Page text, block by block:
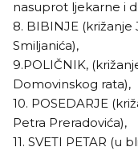
nasuprot ljekarne i
8. BIBINJE (križanje
Smiljanića),
9.POLIČNIK,
Domovinskog rata),
10. POSEDARJE
Petra Preradovića),
11. SVETI PETAR (u